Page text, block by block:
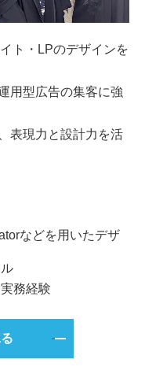
ト・LPのデザインを
用型広告の集客に強
表現力と設計力を活
などを用いたデザ
務経験